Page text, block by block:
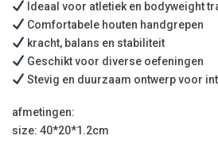
Ideaal voor atletiek en bodyweight
Comfortabele houten handgrepen
kracht, balans en stabiliteit
Geschikt voor diverse oefeningen
Stevig en duurzaam ontwerp voor
afmetingen:
size: 40*20*1.2cm